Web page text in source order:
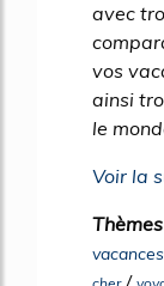
avec
vos
ainsi
le
Voir la
/